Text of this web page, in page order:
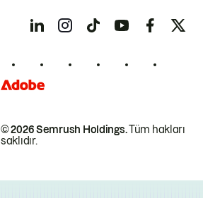
© 2026 Semrush Holdings.Tüm hakları
saklıdır.